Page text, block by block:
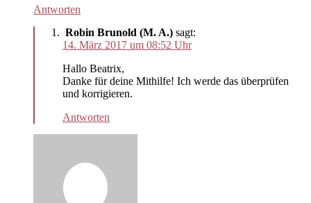
Antworten
Robin Brunold (M. A.) sagt:
14. März 2017 um 08:52 Uhr
Hallo Beatrix,
Danke für deine Mithilfe! Ich werde das überprüfen
und korrigieren.
Antworten